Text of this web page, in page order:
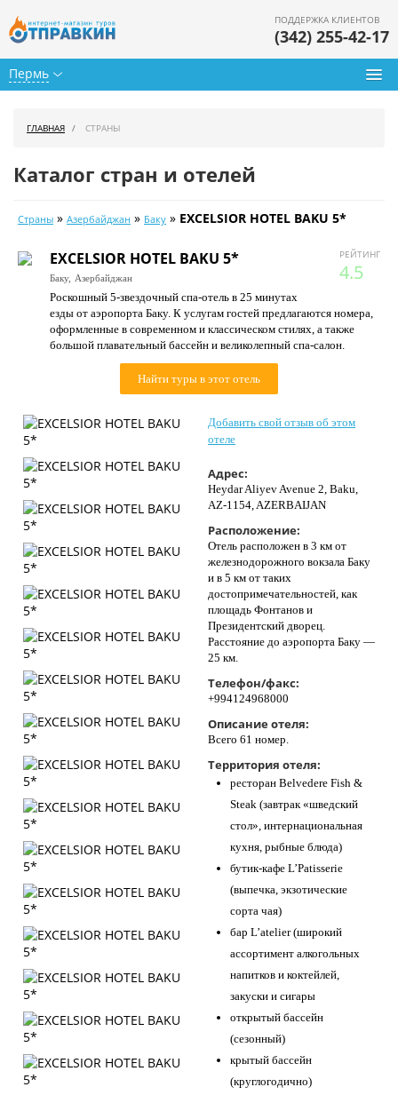
Пермь
ПОДДЕРЖКА КЛИЕНТОВ
(342) 255-42-17
Календарь туров
Цены дня
Страны
Как купить
Контакты
ГЛАВНАЯ СТРАНЫ
Каталог стран и отелей
Страны » Азербайджан » Баку » EXCELSIOR HOTEL BAKU 5*
РЕЙТИНГ
4.5
EXCELSIOR HOTEL BAKU 5*
Баку, Азербайджан
Роскошный 5-звездочный спа-отель в 25 минутах
езды от аэропорта Баку. К услугам гостей предлагаются номера,
оформленные в современном и классическом стилях, а также
большой плавательный бассейн и великолепный спа-салон.
Найти туры в этот отель
Добавить свой отзыв об этом
отеле
Адрес:
Heydar Aliyev Avenue 2, Baku,
AZ-1154, AZERBAIJAN
Расположение:
Отель расположен в 3 км от
железнодорожного вокзала Баку
и в 5 км от таких
достопримечательностей, как
площадь Фонтанов и
Президентский дворец.
Расстояние до аэропорта Баку —
25 км.
Телефон/факс:
+994124968000
Описание отеля:
Всего 61 номер.
Территория отеля:
ресторан Belvedere Fish &
Steak (завтрак «шведский
стол», интернациональная
кухня, рыбные блюда)
бутик-кафе L’Patisserie
(выпечка, экзотические
сорта чая)
бар L’atelier (широкий
ассортимент алкогольных
напитков и коктейлей,
закуски и сигары
открытый бассейн
(сезонный)
крытый бассейн
(круглогодично)